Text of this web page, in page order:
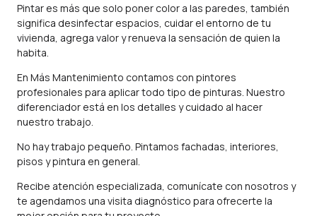
Pintar es más que solo poner color a las paredes, también
significa desinfectar espacios, cuidar el entorno de tu
vivienda, agrega valor y renueva la sensación de quien la
habita.
En Más Mantenimiento contamos con pintores
profesionales para aplicar todo tipo de pinturas. Nuestro
diferenciador está en los detalles y cuidado al hacer
nuestro trabajo.
No hay trabajo pequeño. Pintamos fachadas, interiores,
pisos y pintura en general.
Recibe atención especializada, comunícate con nosotros y
te agendamos una visita diagnóstico para ofrecerte la